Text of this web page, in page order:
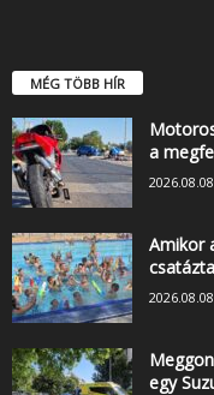
MÉG TÖBB HÍR
a
2026.08.08.
Amikor
2026.08.08.
egy